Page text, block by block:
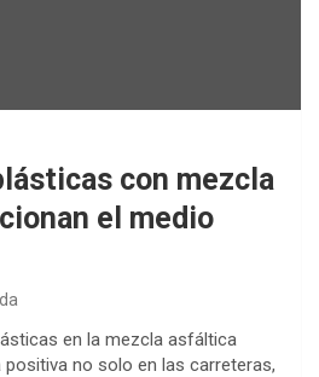
con mezcla
el medio
en la mezcla asfáltica
no solo en las carreteras,